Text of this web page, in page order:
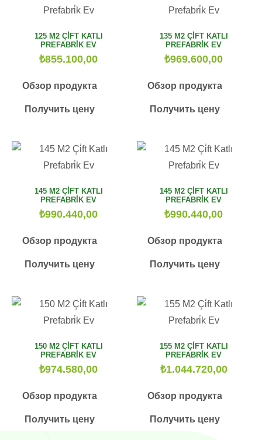
125 M2 ÇİFT KATLI
PREFABRİK EV
₺855.100,00
Обзор продукта
Получить цену
135 M2 ÇİFT KATLI
PREFABRİK EV
₺969.600,00
Обзор продукта
Получить цену
145 M2 ÇİFT KATLI
PREFABRİK EV
₺990.440,00
Обзор продукта
Получить цену
145 M2 ÇİFT KATLI
PREFABRİK EV
₺990.440,00
Обзор продукта
Получить цену
150 M2 ÇİFT KATLI
PREFABRİK EV
₺974.580,00
Обзор продукта
Получить цену
155 M2 ÇİFT KATLI
PREFABRİK EV
₺1.044.720,00
Обзор продукта
Получить цену